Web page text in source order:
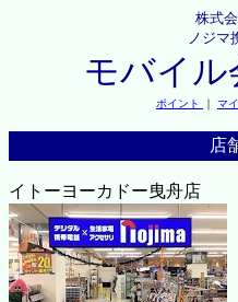
株式
ノジマ
モバイル
ポイント ｜ マ
店
イトーヨーカドー曳舟店